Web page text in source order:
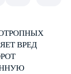
ВРЕД